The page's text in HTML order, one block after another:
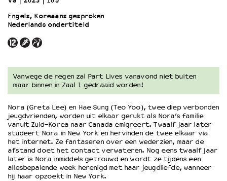
OVER LANTARENVENSTER
Wat we doen
Word vriend
Historie
Huisregels
Privacyverklaring
Integriteits- en gedragscode
Duurzaamheid
Culturele boycot Israël
Ruimte voor artistieke vrijheid – VNPF
Engels, Koreaans gesproken
Nederlands ondertiteld
Vanwege de regen zal Part Lives vanavond niet buiten
maar binnen in Zaal 1 gedraaid worden!
Nora (Greta Lee) en Hae Sung (Teo Yoo), twee diep verbonden
jeugdvrienden, worden uit elkaar gerukt als Nora’s familie
vanuit Zuid-Korea naar Canada emigreert. Twaalf jaar later
studeert Nora in New York en hervinden de twee elkaar via
het internet. Ze fantaseren over een wederzien, maar de
afstand doet het contact verwateren. Nog eens twaalf jaar
later is Nora inmiddels getrouwd en wordt ze tijdens een
allesbepalende week herenigd met haar jeugdliefde, wanneer
hij haar opzoekt in New York.